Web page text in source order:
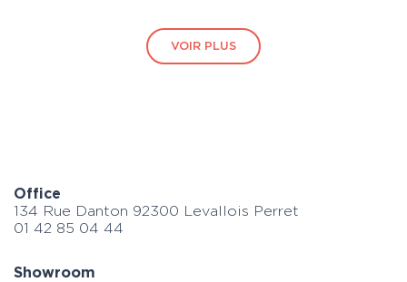
VOIR PLUS
Office
134 Rue Danton 92300 Levallois Perret
01 42 85 04 44
Showroom